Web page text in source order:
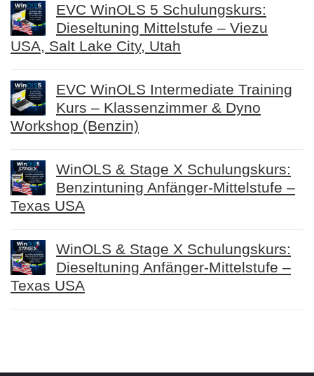
EVC WinOLS 5 Schulungskurs:
Dieseltuning Mittelstufe – Viezu
USA, Salt Lake City, Utah
EVC WinOLS Intermediate Training
Kurs – Klassenzimmer & Dyno
Workshop (Benzin)
WinOLS & Stage X Schulungskurs:
Benzintuning Anfänger-Mittelstufe –
Texas USA
WinOLS & Stage X Schulungskurs:
Dieseltuning Anfänger-Mittelstufe –
Texas USA